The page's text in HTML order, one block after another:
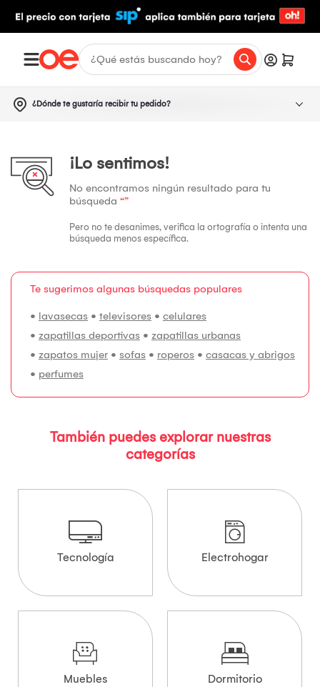
¿Dónde te gustaría recibir tu pedido?
¡Lo sentimos!
No encontramos ningún resultado para tu
búsqueda “”
Pero no te desanimes, verifica la ortografía o intenta una
búsqueda menos específica.
Te sugerimos algunas búsquedas populares
• lavasecas • televisores • celulares
• zapatillas deportivas • zapatillas urbanas
• zapatos mujer • sofas • roperos • casacas y abrigos
• perfumes
También puedes explorar nuestras
categorías
Tecnología Electrohogar
Muebles Dormitorio